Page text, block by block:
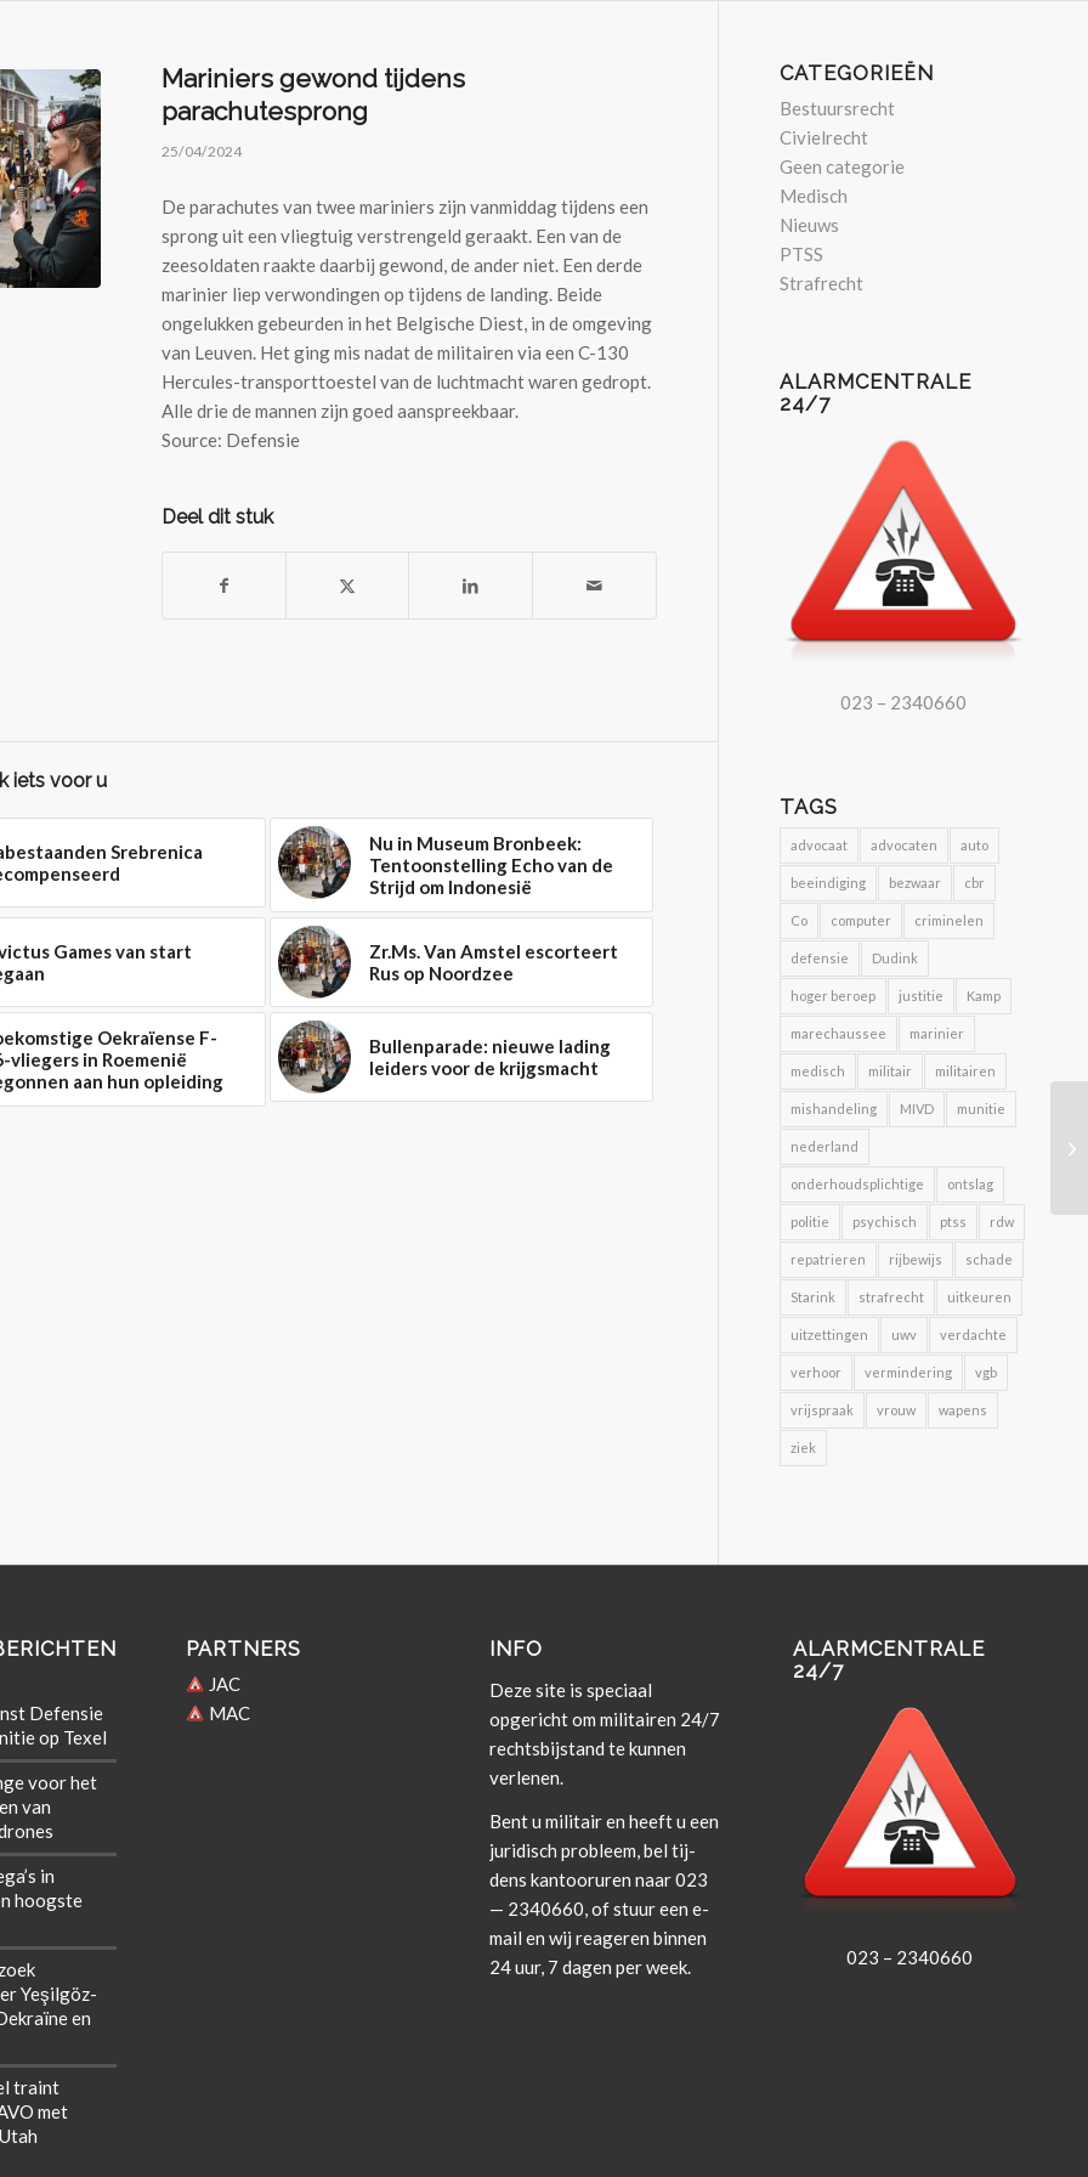
Mariniers gewond tijdens
parachutesprong
25/04/2024
De parachutes van twee mariniers zijn vanmiddag tijdens een
sprong uit een vliegtuig verstrengeld geraakt. Een van de
zeesoldaten raakte daarbij gewond, de ander niet. Een derde
marinier liep verwondingen op tijdens de landing. Beide
ongelukken gebeurden in het Belgische Diest, in de omgeving
van Leuven. Het ging mis nadat de militairen via een C-130
Hercules-transporttoestel van de luchtmacht waren gedropt.
Alle drie de mannen zijn goed aanspreekbaar.
Source: Defensie
Deel dit stuk
iets voor u
Srebrenica
Nu in Museum Bronbeek:
Tentoonstelling Echo van de
Strijd om Indonesië
Games van start
Zr.Ms. Van Amstel escorteert
Rus op Noordzee
Oekraïense F-
vliegers in Roemenië
aan hun opleiding
Bullenparade: nieuwe lading
leiders voor de krijgsmacht
CATEGORIEËN
Bestuursrecht
Civielrecht
Geen categorie
Medisch
Nieuws
PTSS
Strafrecht
ALARMCENTRALE
24/7
023 – 2340660
TAGS
advocaat advocaten auto
beeindiging bezwaar cbr
Co computer criminelen
defensie Dudink
hoger beroep justitie Kamp
marechaussee marinier
medisch militair militairen
mishandeling MIVD munitie
nederland
onderhoudsplichtige ontslag
politie psychisch ptss rdw
repatrieren rijbewijs schade
Starink strafrecht uitkeuren
uitzettingen uwv verdachte
verhoor vermindering vgb
vrijspraak vrouw wapens
ziek
Defensie
op Texel
voor het
van
in
hoogste
Yeşilgöz-
en
traint
met
PARTNERS
JAC
MAC
INFO
Deze site is spe­ci­aal
opgericht om militairen 24/7
rechts­bi­j­s­tand te kun­nen
verlenen.
Bent u militair en heeft u een
juridisch prob­leem, bel tij­
dens kan­tooruren naar 023
— 2340660, of stuur een e-
mail en wij rea­geren bin­nen
24 uur, 7 dagen per week.
ALARMCENTRALE
24/7
023 – 2340660